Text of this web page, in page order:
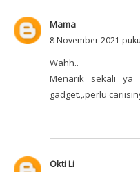
Mama
8 November 2021
Wahh..
Menarik sekali ya
gadget.,.perlu
Okti Li